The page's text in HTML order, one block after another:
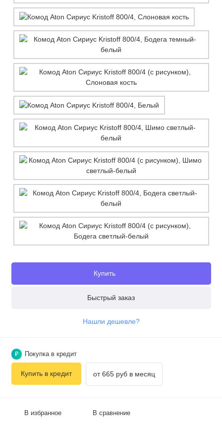
Купить
Быстрый заказ
Нашли дешевле?
В избранное В сравнение
₽ Покупка в кредит
Купить в кредит от 665 руб в месяц